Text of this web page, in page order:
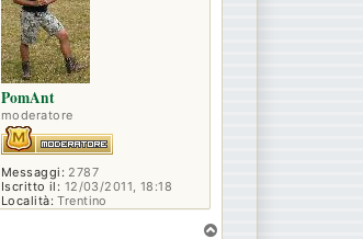
PomAnt
moderatore
Messaggi: 2787
Iscritto il: 12/03/2011, 18:18
Località: Trentino